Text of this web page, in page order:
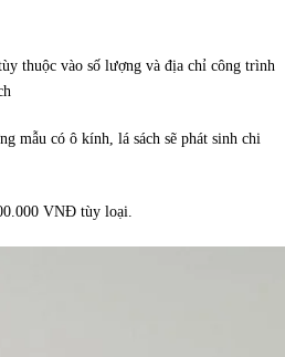
thuộc vào số lượng và địa chỉ công trình
mẫu có ô kính, lá sách sẽ phát sinh chi
VNĐ tùy loại.